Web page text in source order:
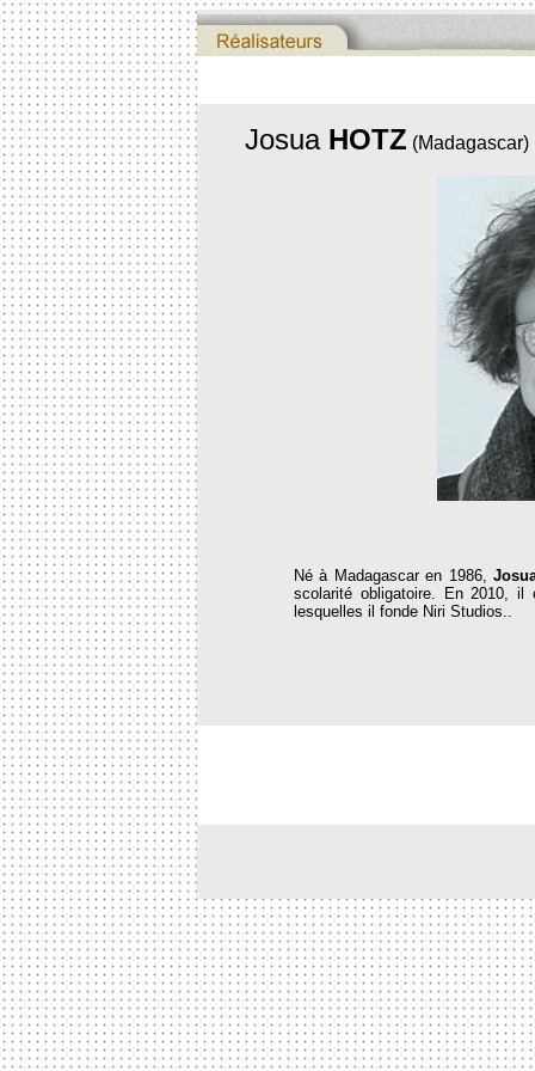
Josua HOTZ (Madagascar)
Né à Madagascar en 1986,
scolarité obligatoire. En 2010, il
lesquelles il fonde Niri Studios..